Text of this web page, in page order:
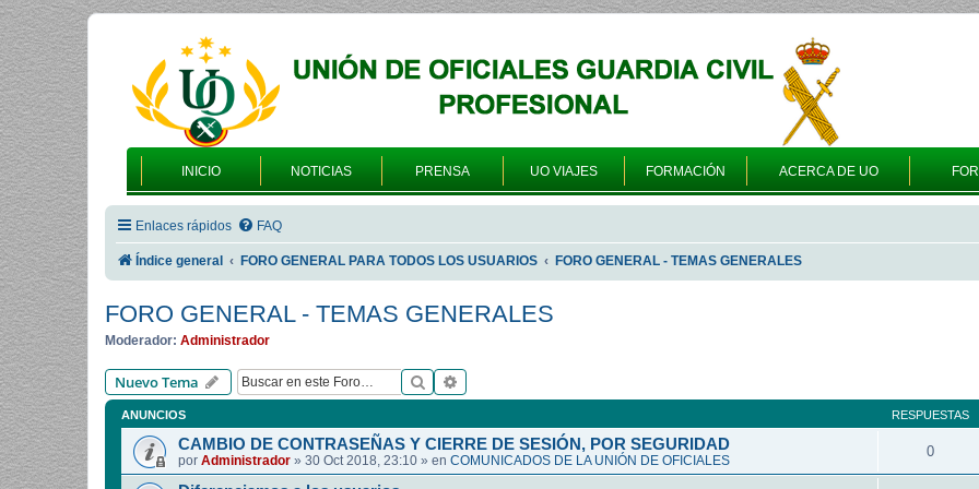
INICIO NOTICIAS PRENSA UO VIAJES FORMACIÓN ACERCA DE UO
Enlaces rápidos FAQ
Índice general FORO GENERAL PARA TODOS LOS USUARIOS FORO GENERAL - TEMAS GENERALES
FORO GENERAL - TEMAS GENERALES
Moderador: Administrador
Nuevo Tema Buscar
ANUNCIOS RESPUESTAS
CAMBIO DE CONTRASEÑAS Y CIERRE DE SESIÓN, POR SEGURIDAD
por Administrador » 30 Oct 2018, 23:10 » en COMUNICADOS DE LA UNIÓN DE OFICIALES
0